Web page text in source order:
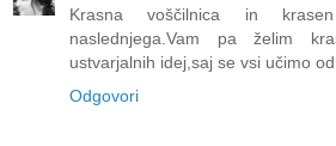
Krasna voščilnica in
naslednjega.Vam pa želim
ustvarjalnih idej,saj se vsi učimo
Odgovori